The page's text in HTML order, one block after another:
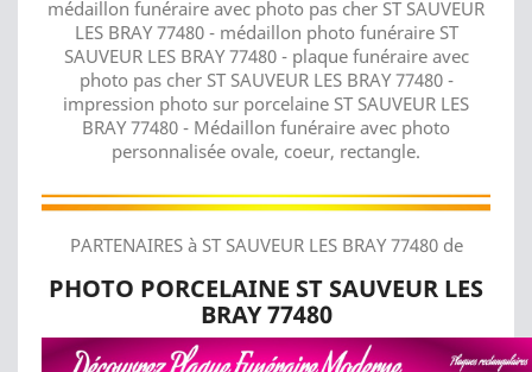
médaillon funéraire avec photo pas cher ST SAUVEUR
LES BRAY 77480 - médaillon photo funéraire ST
SAUVEUR LES BRAY 77480 - plaque funéraire avec
photo pas cher ST SAUVEUR LES BRAY 77480 -
impression photo sur porcelaine ST SAUVEUR LES
BRAY 77480 - Médaillon funéraire avec photo
personnalisée ovale, coeur, rectangle.
PARTENAIRES à ST SAUVEUR LES BRAY 77480 de
PHOTO PORCELAINE ST SAUVEUR LES
BRAY 77480